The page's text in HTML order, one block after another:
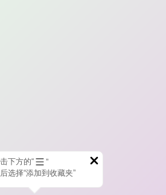
下方的“
”
选择“添加到收藏夹”